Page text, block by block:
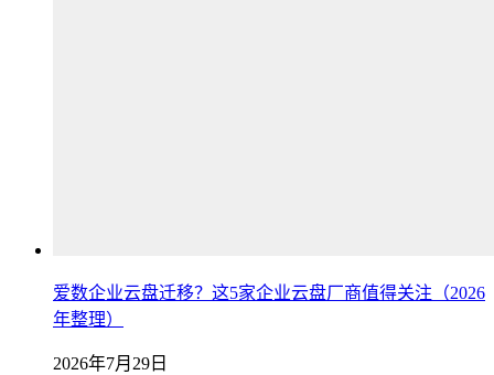
爱数企业云盘迁移？这5家企业云盘厂商值得关注（2026
年整理）
2026年7月29日